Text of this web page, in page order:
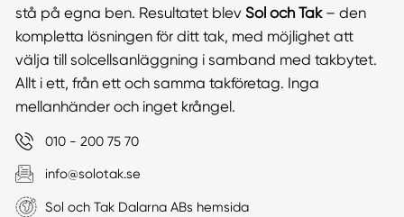
stå på egna ben. Resultatet blev Sol och Tak– den
kompletta lösningen för ditt tak, med möjlighet att
välja till solcellsanläggning i samband med takbytet.
Allt i ett, från ett och samma takföretag. Inga
mellanhänder och inget krångel.
010 - 200 75 70
info@solotak.se
Sol och Tak Dalarna ABs hemsida